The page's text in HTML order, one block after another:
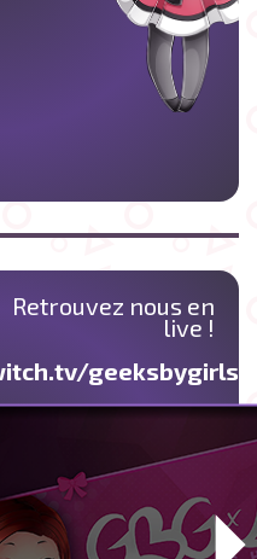
Retrouvez nous en
live !